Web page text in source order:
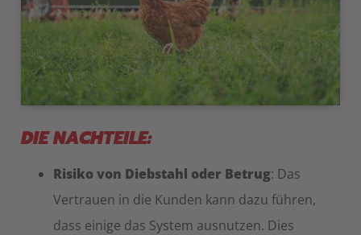
DIE NACHTEILE:
Risiko von Diebstahl oder Betrug: Das
Vertrauen in die Kunden kann dazu führen,
dass einige das System ausnutzen. Dies